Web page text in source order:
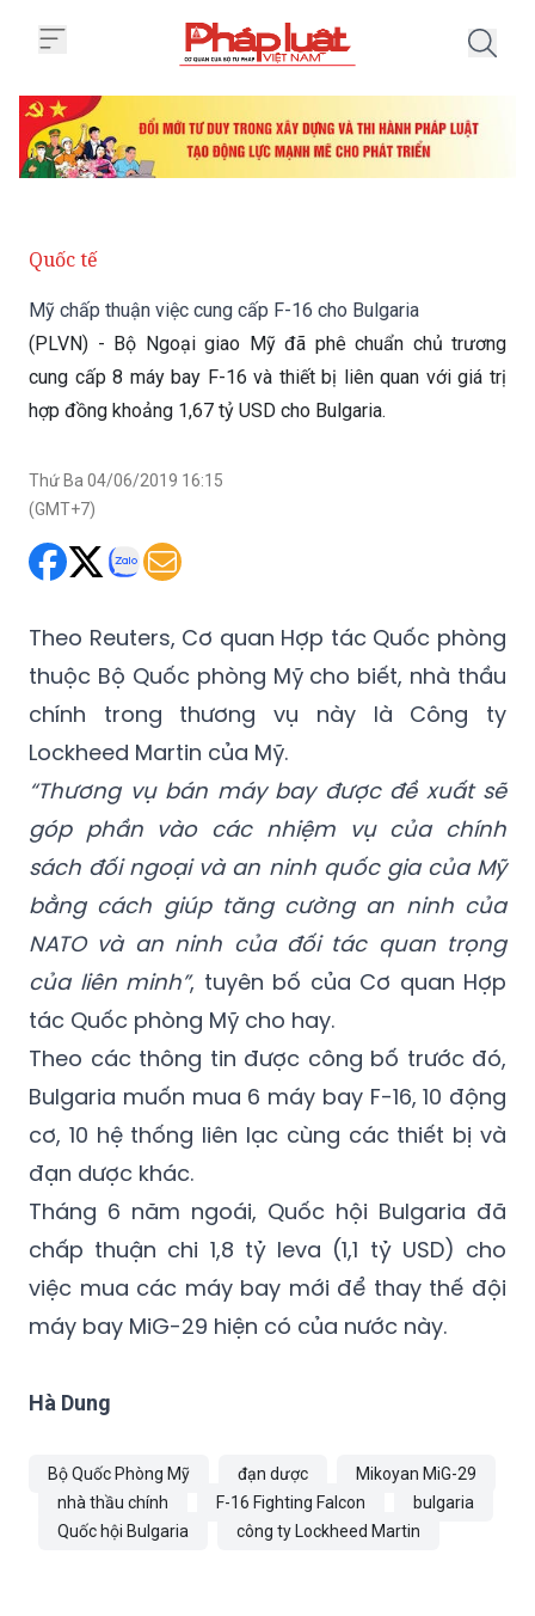
Quốc tế
Mỹ chấp thuận việc cung cấp F-16 cho Bulgaria
(PLVN) - Bộ Ngoại giao Mỹ đã phê chuẩn chủ trương
cung cấp 8 máy bay F-16 và thiết bị liên quan với giá trị
hợp đồng khoảng 1,67 tỷ USD cho Bulgaria.
Thứ Ba 04/06/2019 16:15
(GMT+7)
Theo Reuters, Cơ quan Hợp tác Quốc phòng
thuộc Bộ Quốc phòng Mỹ cho biết, nhà thầu
chính trong thương vụ này là Công ty
Lockheed Martin của Mỹ.
“Thương vụ bán máy bay được đề xuất sẽ
góp phần vào các nhiệm vụ của chính
sách đối ngoại và an ninh quốc gia của Mỹ
bằng cách giúp tăng cường an ninh của
NATO và an ninh của đối tác quan trọng
của liên minh”, tuyên bố của Cơ quan Hợp
tác Quốc phòng Mỹ cho hay.
Theo các thông tin được công bố trước đó,
Bulgaria muốn mua 6 máy bay F-16, 10 động
cơ, 10 hệ thống liên lạc cùng các thiết bị và
đạn dược khác.
Tháng 6 năm ngoái, Quốc hội Bulgaria đã
chấp thuận chi 1,8 tỷ leva (1,1 tỷ USD) cho
việc mua các máy bay mới để thay thế đội
máy bay MiG-29 hiện có của nước này.
Hà Dung
Bộ Quốc Phòng Mỹ đạn dược
Mikoyan MiG-29
nhà thầu chính
F-16 Fighting Falcon
bulgaria
Quốc hội Bulgaria
công ty Lockheed Martin